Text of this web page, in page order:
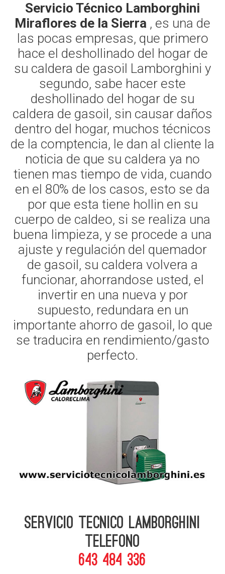
Servicio Técnico Lamborghini
Miraflores de la Sierra , es una de
las pocas empresas, que primero
hace el deshollinado del hogar de
su caldera de gasoil Lamborghini y
segundo, sabe hacer este
deshollinado del hogar de su
caldera de gasoil, sin causar daños
dentro del hogar, muchos técnicos
de la comptencia, le dan al cliente la
noticia de que su caldera ya no
tienen mas tiempo de vida, cuando
en el 80% de los casos, esto se da
por que esta tiene hollin en su
cuerpo de caldeo, si se realiza una
buena limpieza, y se procede a una
ajuste y regulación del quemador
de gasoil, su caldera volvera a
funcionar, ahorrandose usted, el
invertir en una nueva y por
supuesto, redundara en un
importante ahorro de gasoil, lo que
se traducira en rendimiento/gasto
perfecto.
Servicio Tecnico Lamborghini
telefono
643 484 336